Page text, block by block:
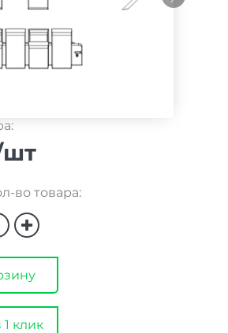
шт
во товара:
1 клик